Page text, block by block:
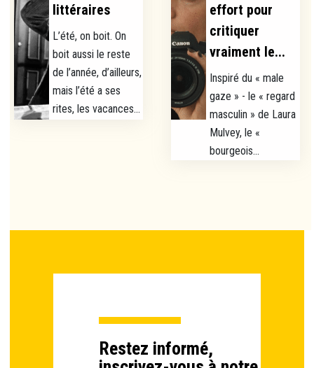
littéraires
L’été, on boit. On
boit aussi le reste
de l’année, d’ailleurs,
mais l’été a ses
rites, les vacances...
effort pour
critiquer
vraiment le...
Inspiré du « male
gaze » - le « regard
masculin » de Laura
Mulvey, le «
bourgeois...
Restez informé,